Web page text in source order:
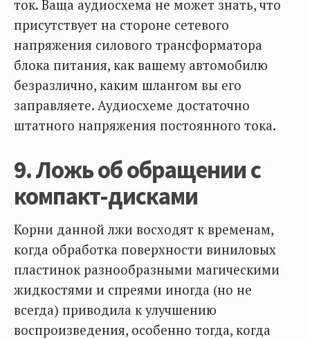
ток. Ваща аудиосхема не может знать, что
присутствует на стороне сетевого
напряжения силового трансформатора
блока питания, как вашему автомобилю
безразлично, каким шлангом вы его
заправляете. Аудиосхеме достаточно
штатного напряжения постоянного тока.
9. Ложь об обращении с
компакт-дисками
Корни данной лжи восходят к временам,
когда обработка поверхности виниловых
пластинок разнообразными магическими
жидкостями и спреями иногда (но не
всегда) приводила к улучшению
воспроизведения, особенно тогда, когда